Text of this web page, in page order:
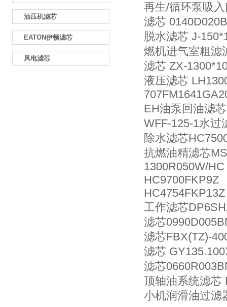
油压机滤芯
EATON伊顿滤芯
风电滤芯
再生/循环泵吸
滤芯
脱水滤芯 J-
燃机进气室粗滤
滤芯 ZX-
液压滤芯
EH油泵回油滤
WFF-125-1水过
除水滤芯
抗燃油精滤芯
1300R050W/HC
HC9700FKP9Z
HC4754FKP13Z
工作滤芯
滤芯
滤芯FBX(TZ)-
滤芯
滤芯
顶轴油系统滤芯
小机润滑油过滤